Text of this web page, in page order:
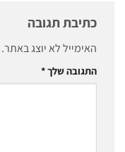
כתיבת תגובה
האימייל לא יוצג באתר.
התגובה שלך*